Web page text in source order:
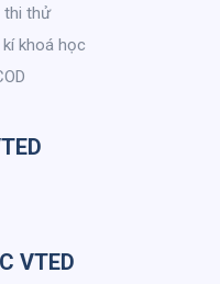
thi thử
khoá học
VTED